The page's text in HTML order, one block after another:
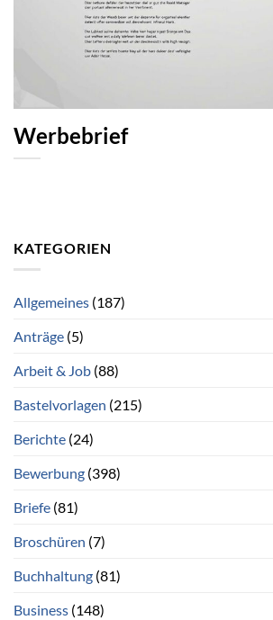
Werbebrief
KATEGORIEN
Allgemeines (187)
Anträge (5)
Arbeit & Job (88)
Bastelvorlagen (215)
Berichte (24)
Bewerbung (398)
Briefe (81)
Broschüren (7)
Buchhaltung (81)
Business (148)